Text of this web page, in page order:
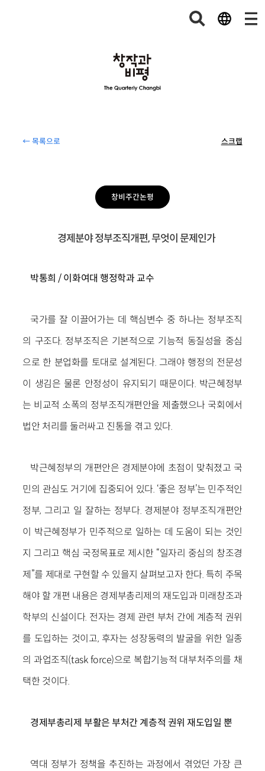
← 목록으로 스크랩
창비주간논평
경제분야 정부조직개편, 무엇이 문제인가
박통희 / 이화여대 행정학과 교수
국가를 잘 이끌어가는 데 핵심변수 중 하나는 정부조직
의 구조다. 정부조직은 기본적으로 기능적 동질성을 중심
으로 한 분업화를 토대로 설계된다. 그래야 행정의 전문성
이 생김은 물론 안정성이 유지되기 때문이다. 박근혜정부
는 비교적 소폭의 정부조직개편안을 제출했으나 국회에서
법안 처리를 둘러싸고 진통을 겪고 있다.
박근혜정부의 개편안은 경제분야에 초점이 맞춰졌고 국
민의 관심도 거기에 집중되어 있다. ‘좋은 정부’는 민주적인
정부, 그리고 일 잘하는 정부다. 경제분야 정부조직개편안
이 박근혜정부가 민주적으로 일하는 데 도움이 되는 것인
지 그리고 핵심 국정목표로 제시한 “일자리 중심의 창조경
제”를 제대로 구현할 수 있을지 살펴보고자 한다. 특히 주목
해야 할 개편 내용은 경제부총리제의 재도입과 미래창조과
학부의 신설이다. 전자는 경제 관련 부처 간에 계층적 권위
를 도입하는 것이고, 후자는 성장동력의 발굴을 위한 일종
의 과업조직(task force)으로 복합기능적 대부처주의를 채
택한 것이다.
경제부총리제 부활은 부처간 계층적 권위 재도입일 뿐
역대 정부가 정책을 추진하는 과정에서 겪었던 가장 큰